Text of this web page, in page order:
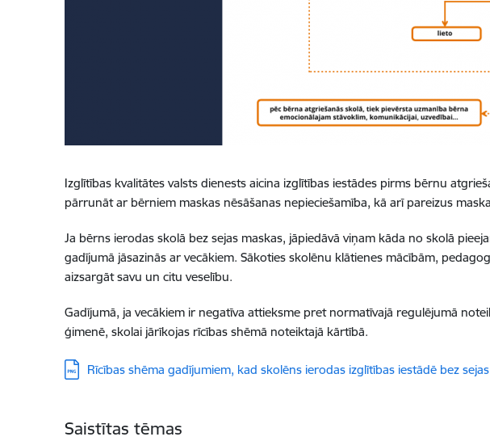
Izglītības kvalitātes valsts dienests aicina izglītības iestādes pirms bērnu
pārrunāt ar bērniem maskas nēsāšanas nepieciešamība, kā arī pareizus
Ja bērns ierodas skolā bez sejas maskas, jāpiedāvā viņam kāda no skolā
gadījumā jāsazinās ar vecākiem. Sākoties skolēnu klātienes mācībām,
aizsargāt savu un citu veselību.
Gadījumā, ja vecākiem ir negatīva attieksme pret normatīvajā regulējumā
ģimenē, skolai jārīkojas rīcības shēmā noteiktajā kārtībā.
Lejupielādēt:
Rīcības shēma gadījumiem, kad skolēns ierodas izglītības iestādē bez
Saistītas tēmas